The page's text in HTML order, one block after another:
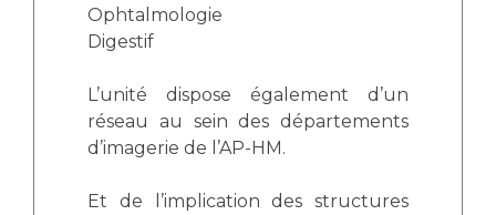
Maternité Hôpital Nord
Vos représentants
La Commission Des Usagers (CDU)
Communiqués de presse
Médiathèque
Ophtalmologie
Digestif
L’unité dispose également d’un
réseau au sein des départements
d’imagerie de l’AP-HM.
Et de l’implication des structures